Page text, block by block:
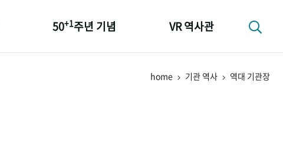
50+1주년 기념 VR 역사관
home 기관 역사 역대 기관장